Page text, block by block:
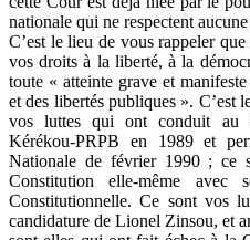
nationale qui ne respectent
C’est le lieu de vous rappeler
vos droits à la liberté, à la
toute « atteinte grave et
et des libertés publiques ». C’est
vos luttes qui ont conduit au
Kérékou-PRPB en 1989 et
Nationale de février 1990 ; ce
Constitution elle-même
Constitutionnelle. Ce sont vos
candidature de Lionel Zinsou, et